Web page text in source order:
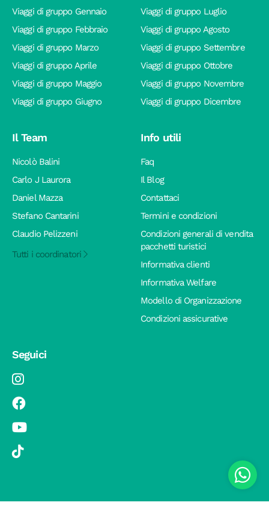
Viaggi di gruppo Gennaio
Viaggi di gruppo Febbraio
Viaggi di gruppo Marzo
Viaggi di gruppo Aprile
Viaggi di gruppo Maggio
Viaggi di gruppo Giugno
Viaggi di gruppo Luglio
Viaggi di gruppo Agosto
Viaggi di gruppo Settembre
Viaggi di gruppo Ottobre
Viaggi di gruppo Novembre
Viaggi di gruppo Dicembre
Il Team
Nicolò Balini
Carlo J Laurora
Daniel Mazza
Stefano Cantarini
Claudio Pelizzeni
Tutti i coordinatori
Info utili
Faq
Il Blog
Contattaci
Termini e condizioni
Condizioni generali di vendita
pacchetti turistici
Informativa clienti
Informativa Welfare
Modello di Organizzazione
Condizioni assicurative
Seguici